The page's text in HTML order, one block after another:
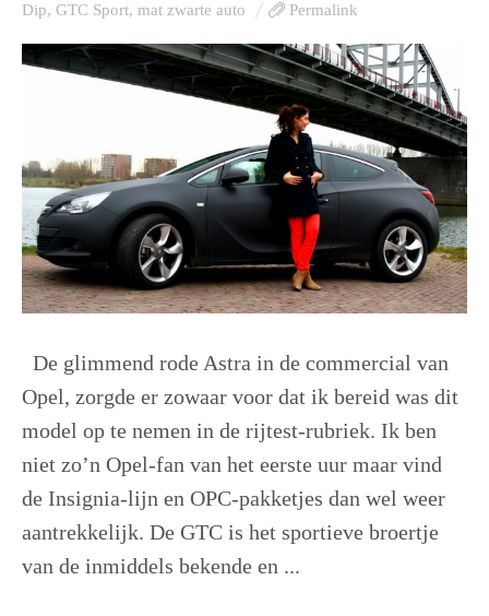
Dip, GTC Sport, mat zwarte auto Permalink
De glimmend rode Astra in de commercial van
Opel, zorgde er zowaar voor dat ik bereid was dit
model op te nemen in de rijtest-rubriek. Ik ben
niet zo’n Opel-fan van het eerste uur maar vind
de Insignia-lijn en OPC-pakketjes dan wel weer
aantrekkelijk. De GTC is het sportieve broertje
van de inmiddels bekende en ...